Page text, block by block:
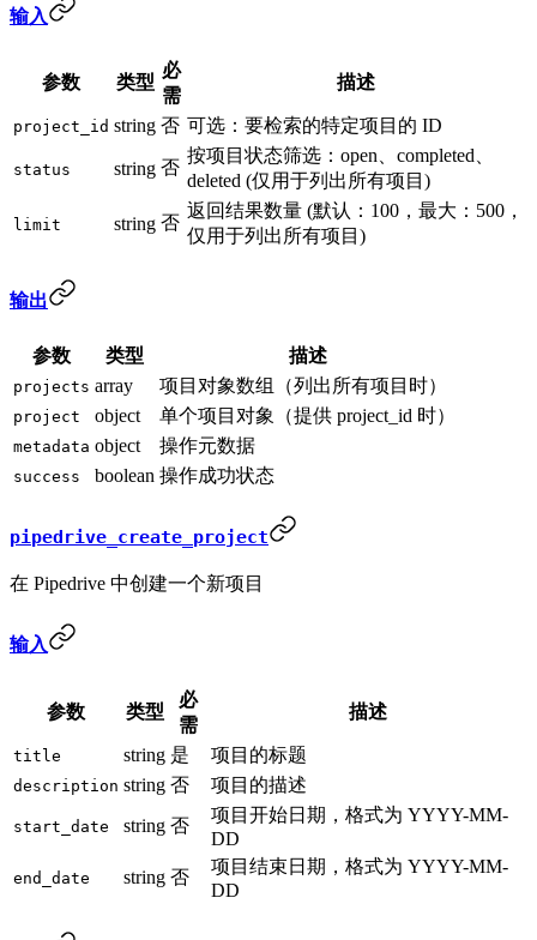
输入
参数 类型
必
需
描述
project_id string 否 可选：要检索的特定项目的 ID
status string 否
按项目状态筛选：open、completed、
deleted (仅用于列出所有项目)
limit string 否
返回结果数量 (默认：100，最大：500，
仅用于列出所有项目)
输出
参数 类型 描述
projects array 项目对象数组（列出所有项目时）
project object 单个项目对象（提供 project_id 时）
metadata object 操作元数据
success boolean 操作成功状态
pipedrive_create_project
在 Pipedrive 中创建一个新项目
输入
参数 类型
必
需
描述
title string 是 项目的标题
description string 否 项目的描述
start_date string 否
项目开始日期，格式为 YYYY-MM-
DD
end_date string 否
项目结束日期，格式为 YYYY-MM-
DD